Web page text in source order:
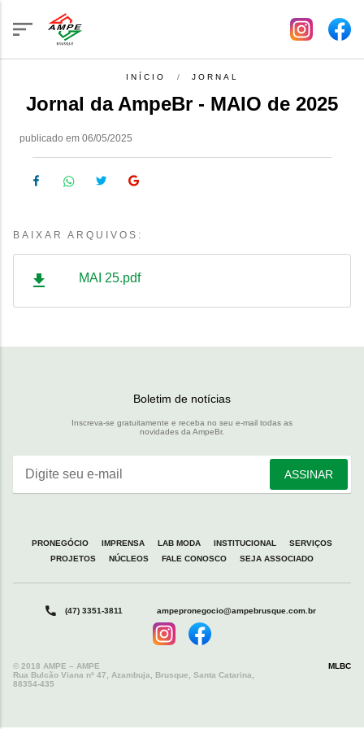
INÍCIO JORNAL
Jornal da AmpeBr - MAIO de 2025
publicado em 06/05/2025
BAIXAR ARQUIVOS:
MAI 25.pdf
Boletim de notícias
Inscreva-se gratuitamente e receba no seu e-mail todas as
novidades da AmpeBr.
Digite seu e-mail ASSINAR
PRONEGÓCIO IMPRENSA LAB MODA INSTITUCIONAL
SERVIÇOS
PROJETOS
NÚCLEOS FALE CONOSCO SEJA ASSOCIADO
(47) 3351-3811 ampepronegocio@ampebrusque.com.br
© 2018 AMPE – AMPE
Rua Bulcão Viana nº 47, Azambuja, Brusque, Santa Catarina,
88354-435
MLBC